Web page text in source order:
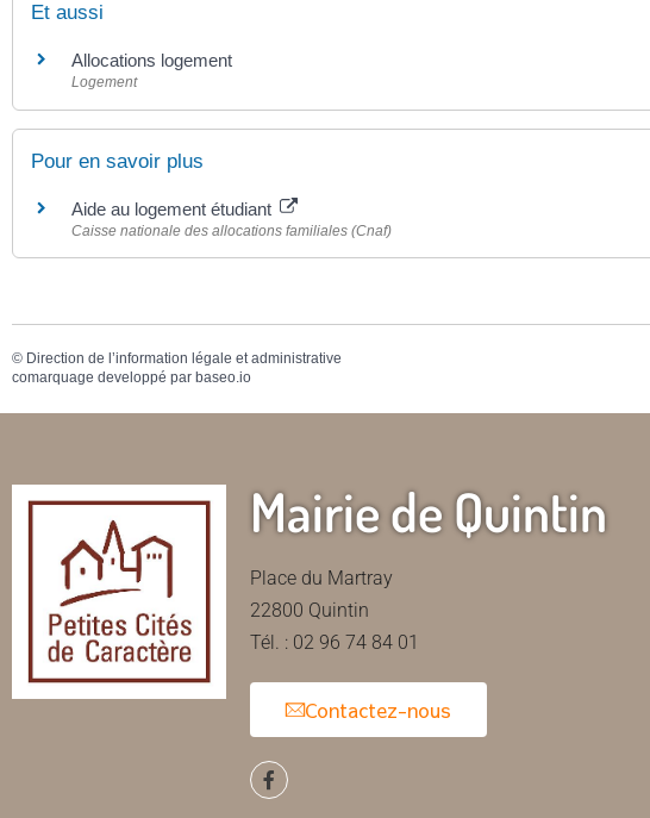
Et aussi
Allocations logement
Logement
Pour en savoir plus
Aide au logement étudiant
Caisse nationale des allocations familiales (Cnaf)
© Direction de l’information légale et administrative
comarquage developpé par baseo.io
Mairie de Quintin
Place du Martray
22800 Quintin
Tél. : 02 96 74 84 01
Contactez-nous